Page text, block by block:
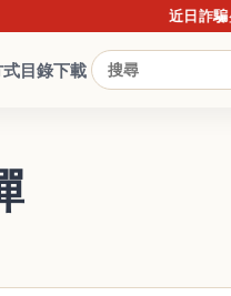
近日詐騙盛行
式目錄下載